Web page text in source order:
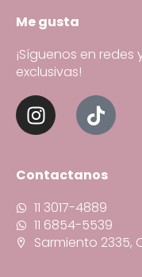
Me gusta
¡Síguenos en
exclusivas!
Contactanos
11 3017-4889
11 6854-5539
Sarmiento 2335,